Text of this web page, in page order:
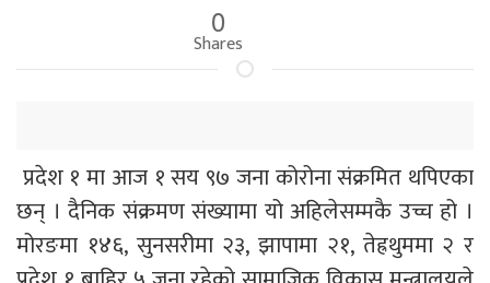
0
Shares
प्रदेश १ मा आज १ सय ९७ जना कोरोना संक्रमित थपिएका
छन् । दैनिक संक्रमण संख्यामा यो अहिलेसम्मकै उच्च हो ।
मोरङमा १४६, सुनसरीमा २३, झापामा २१, तेह्रथुममा २ र